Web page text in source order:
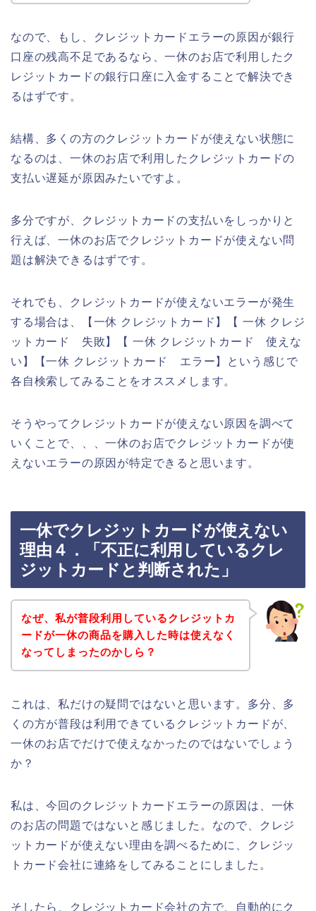
なので、もし、クレジットカードエラーの原因が銀行
口座の残高不足であるなら、一休のお店で利用したク
レジットカードの銀行口座に入金することで解決でき
るはずです。
結構、多くの方のクレジットカードが使えない状態に
なるのは、一休のお店で利用したクレジットカードの
支払い遅延が原因みたいですよ。
多分ですが、クレジットカードの支払いをしっかりと
行えば、一休のお店でクレジットカードが使えない問
題は解決できるはずです。
それでも、クレジットカードが使えないエラーが発生
する場合は、【一休 クレジットカード】【 一休 クレジ
ットカード 失敗】【 一休 クレジットカード 使えな
い】【一休 クレジットカード エラー】という感じで
各自検索してみることをオススメします。
そうやってクレジットカードが使えない原因を調べて
いくことで、、、一休のお店でクレジットカードが使
えないエラーの原因が特定できると思います。
一休でクレジットカードが使えない
理由４．「不正に利用しているクレ
ジットカードと判断された」
なぜ、私が普段利用しているクレジットカ
ードが一休の商品を購入した時は使えなく
なってしまったのかしら？
これは、私だけの疑問ではないと思います。多分、多
くの方が普段は利用できているクレジットカードが、
一休のお店でだけで使えなかったのではないでしょう
か？
私は、今回のクレジットカードエラーの原因は、一休
のお店の問題ではないと感じました。なので、クレジ
ットカードが使えない理由を調べるために、クレジッ
トカード会社に連絡をしてみることにしました。
そしたら、クレジットカード会社の方で、自動的にク